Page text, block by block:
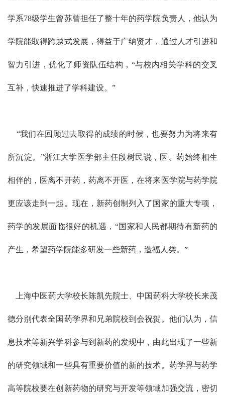
学系78级学生曾苏曾担任了整十年的药学院负责人，他认为
学院能取得跨越式发展，得益于广纳贤才，通过人才引进和
智力引进，优化了师资队伍结构，“与校内相关学科的交叉
互补，快速推进了学科建设。”
“我们在回顾过去取得的成绩的时候，也要努力为将来有
所沉淀。”浙江大学医学部主任段树民说，医、药始终相生
相伴的，医离不开药，药离不开医，在将来医学院与药学院
更应该走到一起。现在，新药创制列入了国家的重大专项，
药学的发展面临很好的机遇，“国家和人民都期待有新药的
产生，希望药学院能多研发一些新药，造福人类。”
上海中医药大学校长陈凯先院士、中国药科大学校长来茂
德分别代表全国药学界和兄弟院校到会祝贺。他们认为，信
息技术等新兴学科参与到新药的发现中，由此出现了一些新
的研究领域和一些具有重要价值的新的技术。药学界与药学
高等院校要在创新药物的研究与开发等领域加强交流，密切